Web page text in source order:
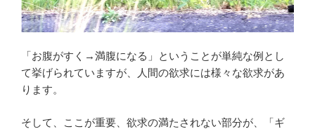
「お腹がすく→満腹になる」ということが単純な例とし
て挙げられていますが、人間の欲求には様々な欲求があ
ります。
そして、ここが重要、欲求の満たされない部分が、「ギ